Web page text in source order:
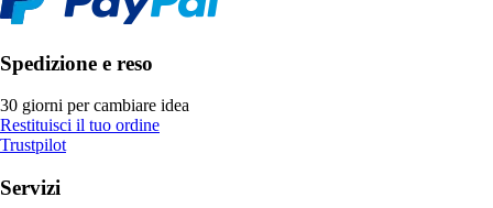
Spedizione e reso
30 giorni per cambiare idea
Restituisci il tuo ordine
Trustpilot
Servizi